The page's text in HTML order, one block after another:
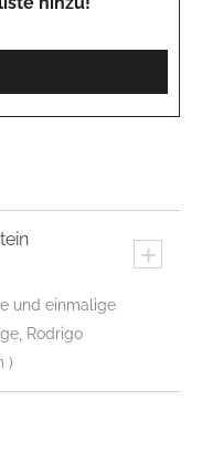
+
und einmalige
Rodrigo
)